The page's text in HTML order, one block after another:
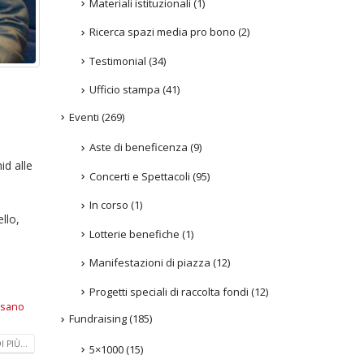
alle
PIÙ...
Ricerca spazi media pro bono (2)
Testimonial (34)
Ufficio stampa (41)
Eventi (269)
Aste di beneficenza (9)
Concerti e Spettacoli (95)
In corso (1)
Lotterie benefiche (1)
Manifestazioni di piazza (12)
Progetti speciali di raccolta fondi (12)
Fundraising(185)
5×1000(15)